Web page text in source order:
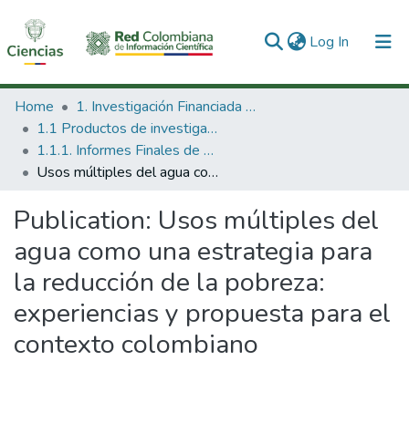
Log In (current)
Communities & Collections
All of DSpace
Statistics
Home
1. Investigación Financiada con Recursos Públicos
1.1 Productos de investigación
1.1.1. Informes Finales de Proyectos de Investigación
Usos múltiples del agua como una estrategia para la reducción de la pobreza: experiencias y propuesta para el contexto colombiano
Publication: Usos múltiples del
agua como una estrategia para
la reducción de la pobreza:
experiencias y propuesta para el
contexto colombiano